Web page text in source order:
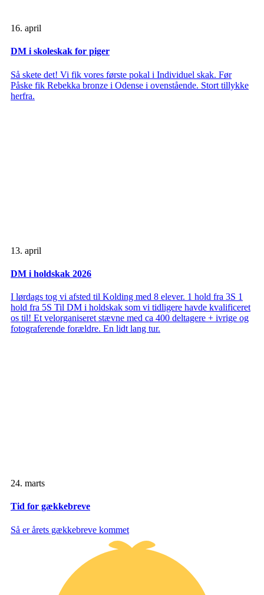
16. april
DM i skoleskak for piger
Så skete det! Vi fik vores første pokal i Individuel skak. Før
Påske fik Rebekka bronze i Odense i ovenstående. Stort tillykke
herfra.
13. april
DM i holdskak 2026
I lørdags tog vi afsted til Kolding med 8 elever. 1 hold fra 3S 1
hold fra 5S Til DM i holdskak som vi tidligere havde kvalificeret
os til! Et velorganiseret stævne med ca 400 deltagere + ivrige og
fotograferende forældre. En lidt lang tur.
24. marts
Tid for gækkebreve
Så er årets gækkebreve kommet